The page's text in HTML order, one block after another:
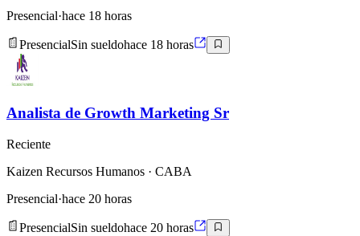
Presencial·hace 18 horas
PresencialSin sueldohace 18 horas
Analista de Growth Marketing Sr
Reciente
Kaizen Recursos Humanos · CABA
Presencial·hace 20 horas
PresencialSin sueldohace 20 horas